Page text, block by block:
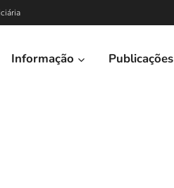
Informação Publicações